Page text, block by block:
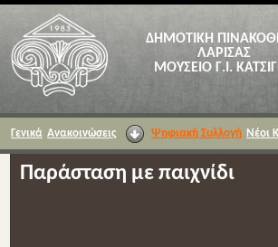
ΔΗΜΟΤΙΚΗ
ΛΑΡΙΣΑΣ
ΜΟΥΣΕΙΟ Γ.Ι.
Γενικά Ανακοινώσεις Ψηφιακή Συλλογή Νέοι
Παράσταση με παιχνίδι